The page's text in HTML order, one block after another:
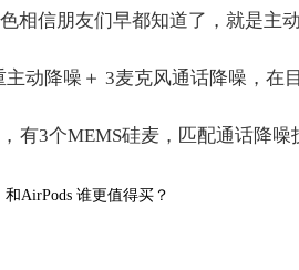
相信朋友们早都知道了，就是主动
主动降噪＋ 3麦克风通话降噪，在
有3个MEMS硅麦，匹配通话降